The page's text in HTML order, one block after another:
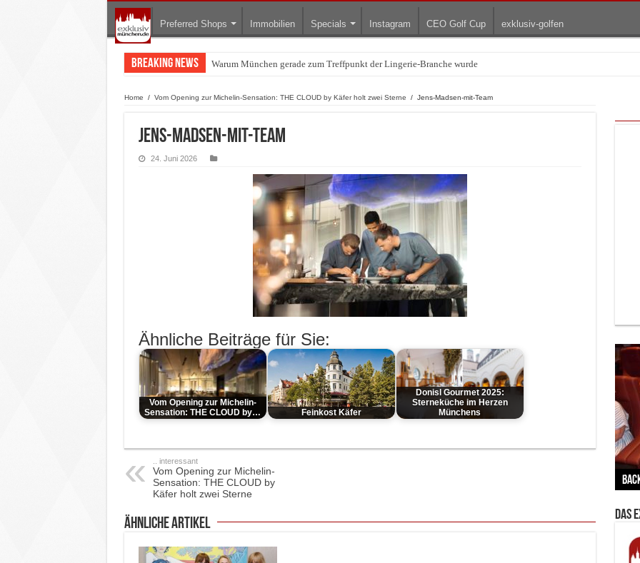
Preferred Shops Immobilien Specials Instagram CEO Golf Cup exklusiv-golfen
Breaking News Warum München gerade zum Treffpunkt der Lingerie-Branche wurde
BMW Art Cars in München: Warum die rollenden Kunstwerke bis heute einzigartig sind
Home / Vom Opening zur Michelin-Sensation: THE CLOUD by Käfer holt zwei Sterne / Jens-Madsen-mit-Team
Jens-Madsen-mit-Team
24. Juni 2026
Ähnliche Beiträge für Sie:
Vom Opening zur Michelin-
Sensation: THE CLOUD by…
Feinkost Käfer
Donisl Gourmet 2025:
Sterneküche im Herzen
Münchens
.. interessant
Vom Opening zur Michelin-
Sensation: THE CLOUD by
Käfer holt zwei Sterne
ähnliche Artikel
Zu
Das